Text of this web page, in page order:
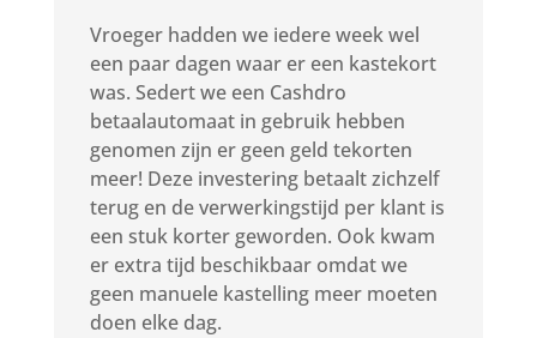
Vroeger hadden we iedere week wel
een paar dagen waar er een kastekort
was. Sedert we een Cashdro
betaalautomaat in gebruik hebben
genomen zijn er geen geld tekorten
meer! Deze investering betaalt zichzelf
terug en de verwerkingstijd per klant is
een stuk korter geworden. Ook kwam
er extra tijd beschikbaar omdat we
geen manuele kastelling meer moeten
doen elke dag.